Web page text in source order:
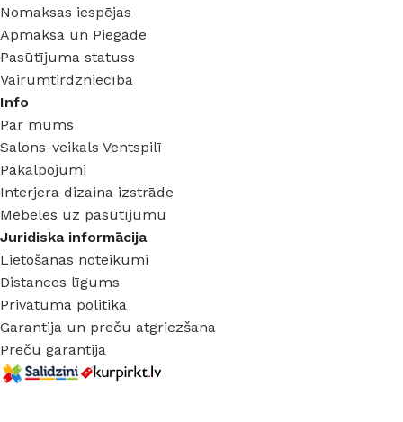
Nomaksas iespējas
Apmaksa un Piegāde
Pasūtījuma statuss
Vairumtirdzniecība
Info
Par mums
Salons-veikals Ventspilī
Pakalpojumi
Interjera dizaina izstrāde
Mēbeles uz pasūtījumu
Juridiska informācija
Lietošanas noteikumi
Distances līgums
Privātuma politika
Garantija un preču atgriezšana
Preču garantija